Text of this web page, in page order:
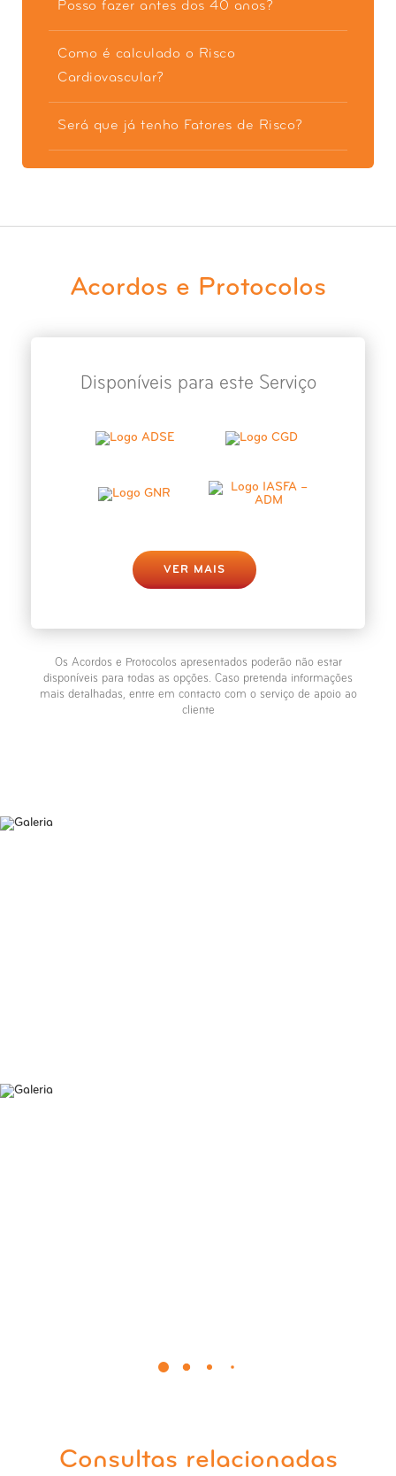
Posso fazer antes dos 40 anos?
Como é calculado o Risco
Cardiovascular?
Será que já tenho Fatores de Risco?
Acordos e Protocolos
Disponíveis para este Serviço
VER MAIS
Os Acordos e Protocolos apresentados poderão não estar
disponíveis para todas as opções. Caso pretenda informações
mais detalhadas, entre em contacto com o serviço de apoio ao
cliente
Consultas relacionadas